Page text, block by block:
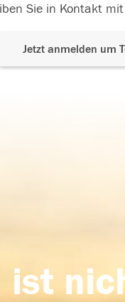
Sie in Kontakt
Jetzt anmelden um
ist